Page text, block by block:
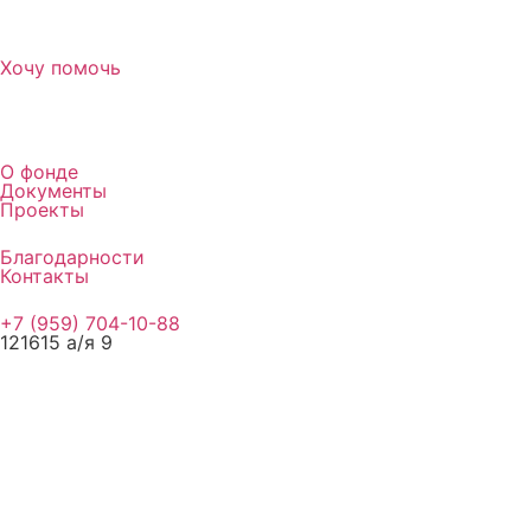
Хочу помочь
О фонде
Документы
Проекты
Благодарности
Контакты
+7 (959) 704-10-88
121615 а/я 9